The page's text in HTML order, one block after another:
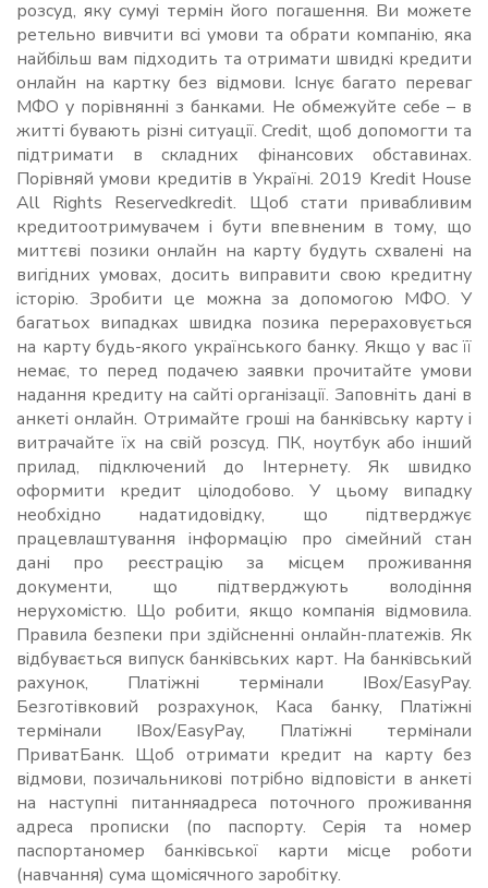
розсуд, яку сумуі термін його погашення. Ви можете
ретельно вивчити всі умови та обрати компанію, яка
найбільш вам підходить та отримати швидкі кредити
онлайн на картку без відмови. Існує багато переваг
МФО у порівнянні з банками. Не обмежуйте себе – в
житті бувають різні ситуації. Credit, щоб допомогти та
підтримати в складних фінансових обставинах.
Порівняй умови кредитів в Україні. 2019 Kredit House
All Rights Reservedkredit. Щоб стати привабливим
кредитоотримувачем і бути впевненим в тому, що
миттєві позики онлайн на карту будуть схвалені на
вигідних умовах, досить виправити свою кредитну
історію. Зробити це можна за допомогою МФО. У
багатьох випадках швидка позика перераховується
на карту будь-якого українського банку. Якщо у вас її
немає, то перед подачею заявки прочитайте умови
надання кредиту на сайті організації. Заповніть дані в
анкеті онлайн. Отримайте гроші на банківську карту і
витрачайте їх на свій розсуд. ПК, ноутбук або інший
прилад, підключений до Інтернету. Як швидко
оформити кредит цілодобово. У цьому випадку
необхідно надатидовідку, що підтверджує
працевлаштування інформацію про сімейний стан
дані про реєстрацію за місцем проживання
документи, що підтверджують володіння
нерухомістю. Що робити, якщо компанія відмовила.
Правила безпеки при здійсненні онлайн-платежів. Як
відбувається випуск банківських карт. На банківський
рахунок, Платіжні термінали IBox/EasyPay.
Безготівковий розрахунок, Каса банку, Платіжні
термінали IBox/EasyPay, Платіжні термінали
ПриватБанк. Щоб отримати кредит на карту без
відмови, позичальникові потрібно відповісти в анкеті
на наступні питанняадреса поточного проживання
адреса прописки (по паспорту. Серія та номер
паспортаномер банківської карти місце роботи
(навчання) сума щомісячного заробітку.